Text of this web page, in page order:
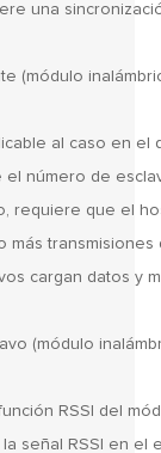
una
(módulo
al caso en
número de
requiere que el
cargan datos y
(módulo
RSSI del
señal RSSI en